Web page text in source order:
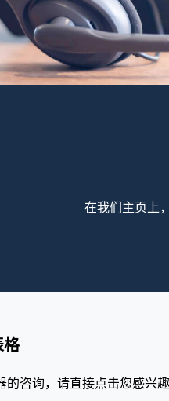
在我们主页上
格
的咨询，请直接点击您感兴